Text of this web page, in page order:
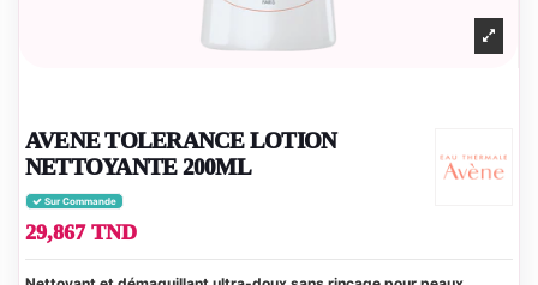
AVENE TOLERANCE LOTION
NETTOYANTE 200ML
Sur Commande
29,867 TND